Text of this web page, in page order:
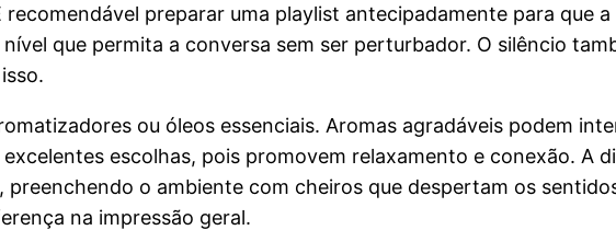
preparar uma playlist antecipadamente para que
que permita a conversa sem ser perturbador. O silêncio
ou óleos essenciais. Aromas agradáveis podem
escolhas, pois promovem relaxamento e conexão. A
o ambiente com cheiros que despertam os
na impressão geral.